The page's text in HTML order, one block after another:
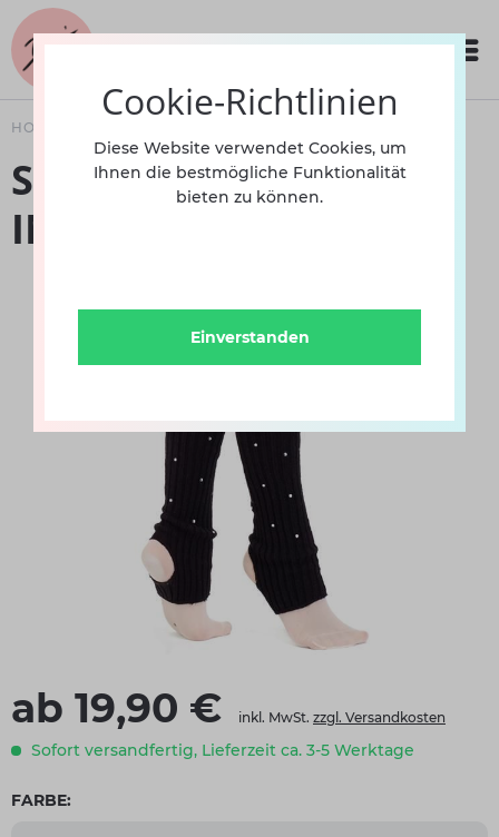
HOME
Stulpe mit Strass 2102
INT
ab 19,90 € inkl. MwSt. zzgl. Versandkosten
Sofort versandfertig, Lieferzeit ca. 3-5 Werktage
FARBE:
Cookie-Richtlinien
Diese Website verwendet Cookies, um
Ihnen die bestmögliche Funktionalität
bieten zu können.
Einverstanden